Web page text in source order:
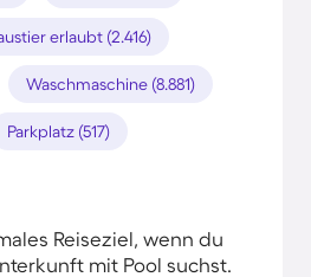
erlaubt (2.416)
Waschmaschine (8.881)
Parkplatz (517)
Reiseziel, wenn du
mit Pool suchst.